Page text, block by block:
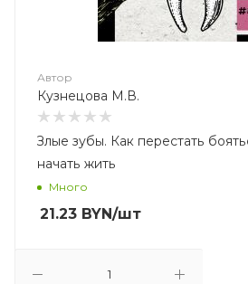
Автор
Кузнецова М.В.
Злые зубы. Как перестать
начать жить
Много
21.23 BYN/шт